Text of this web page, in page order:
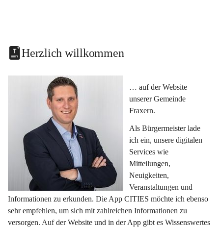
Herzlich willkommen
… auf der Website
unserer Gemeinde
Fraxern.
Als Bürgermeister lade
ich ein, unsere digitalen
Services wie
Mitteilungen,
Neuigkeiten,
Veranstaltungen und
Informationen zu erkunden. Die App CITIES möchte ich ebenso
sehr empfehlen, um sich mit zahlreichen Informationen zu
versorgen. Auf der Website und in der App gibt es Wissenswertes